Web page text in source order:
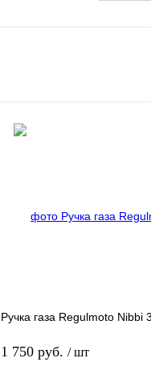
Ручка газа Regulmoto Nibbi
1 750 руб. / шт